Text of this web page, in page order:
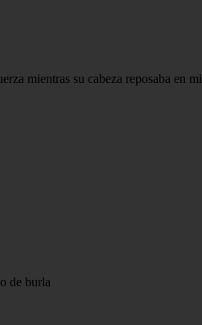
mientras su cabeza reposaba en
de burla